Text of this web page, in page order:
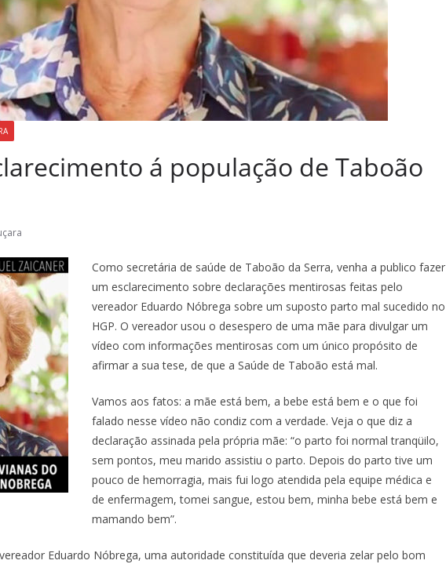
á população de Taboão
Como secretária de saúde de Taboão da Serra, venha a publico fazer
um esclarecimento sobre declarações mentirosas feitas pelo
vereador Eduardo Nóbrega sobre um suposto parto mal sucedido no
HGP. O vereador usou o desespero de uma mãe para divulgar um
vídeo com informações mentirosas com um único propósito de
afirmar a sua tese, de que a Saúde de Taboão está mal.
Vamos aos fatos: a mãe está bem, a bebe está bem e o que foi
falado nesse vídeo não condiz com a verdade. Veja o que diz a
declaração assinada pela própria mãe: “o parto foi normal tranqüilo,
sem pontos, meu marido assistiu o parto. Depois do parto tive um
pouco de hemorragia, mais fui logo atendida pela equipe médica e
de enfermagem, tomei sangue, estou bem, minha bebe está bem e
mamando bem”.
Eduardo Nóbrega, uma autoridade constituída que deveria zelar pelo bom